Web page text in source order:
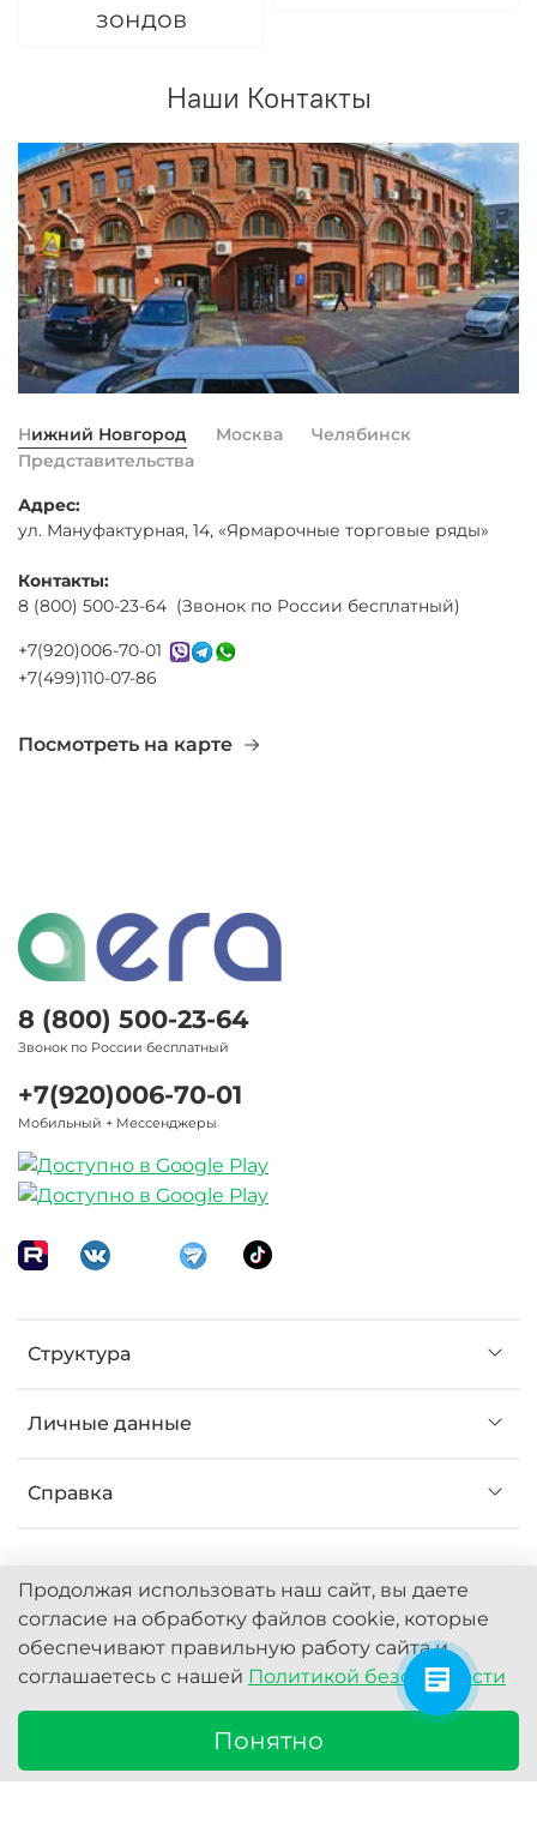
зондов
Наши Контакты
Нижний Новгород Москва
Челябинск
Представительства
Адрес:
ул. Мануфактурная, 14, «Ярмарочные торговые ряды»
Контакты:
8 (800) 500-23-64 (Звонок по России бесплатный)
+7(920)006-70-01
+7(499)110-07-86
Посмотреть на карте
Структура
Личные данные
Справка
8 (800) 500-23-64
Звонок по России бесплатный
+7(920)006-70-01
Мобильный + Мессенджеры
© 2022 Любое использование контента без
письменного разрешения запрещено
Продолжая использовать наш сайт, вы даете
согласие на обработку файлов cookie, которые
обеспечивают правильную работу сайта и
соглашаетесь с нашей Политикой безопасности
Понятно